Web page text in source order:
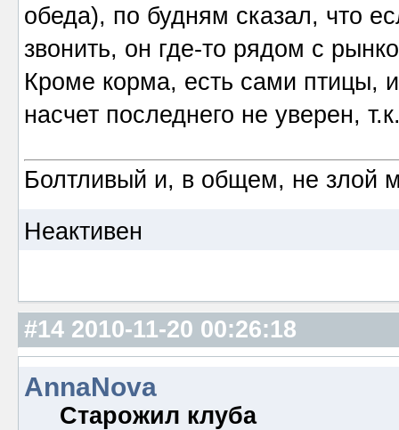
обеда), по будням сказал, что
звонить, он где-то рядом с
Кроме корма, есть сами птицы,
насчет последнего не уверен,
Болтливый и, в общем, не злой
Неактивен
#14 2010-11-20 00:26:18
AnnaNova
Старожил клуба